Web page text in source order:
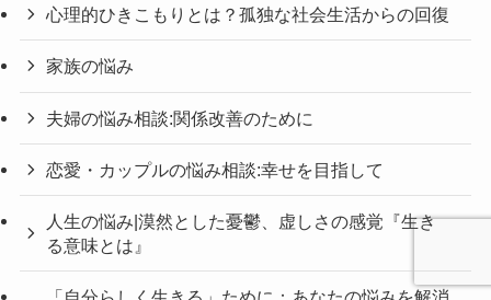
心理的ひきこもりとは？孤独な社会生活からの回復
家族の悩み
夫婦の悩み相談:関係改善のために
恋愛・カップルの悩み相談:幸せを目指して
人生の悩み|漠然とした憂鬱、虚しさの感覚『生き
る意味とは』